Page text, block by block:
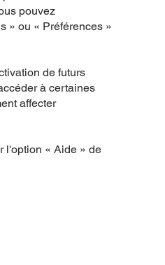
pouvez
» ou « Préférences »
de futurs
à certaines
affecter
l'option « Aide » de